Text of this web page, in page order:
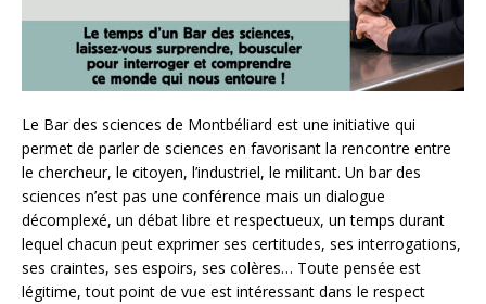
Le Bar des sciences de Montbéliard est une initiative qui
permet de parler de sciences en favorisant la rencontre entre
le chercheur, le citoyen, l’industriel, le militant. Un bar des
sciences n’est pas une conférence mais un dialogue
décomplexé, un débat libre et respectueux, un temps durant
lequel chacun peut exprimer ses certitudes, ses interrogations,
ses craintes, ses espoirs, ses colères… Toute pensée est
légitime, tout point de vue est intéressant dans le respect